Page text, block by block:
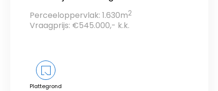
Perceeloppervlak: 1.630m2
Vraagprijs: €545.000,- k.k.
Plattegrond